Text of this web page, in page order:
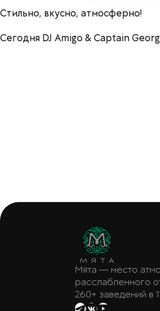
Стильно, вкусно, атмосферно!
Сегодня DJ Amigo & Captain
Мята — место
расслабленного
260+ заведений в